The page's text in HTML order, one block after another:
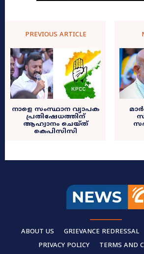
PREVIOUS ARTICLE
നാളെ സംസ്ഥാന വ്യാപക
പ്രതിഷേധത്തിന്
ആഹ്വാനം ചെയ്‌ത്
കെപിസിസി
ABOUT US GRIEVANCE REDRESSAL
PRIVACY POLICY
TERMS AND